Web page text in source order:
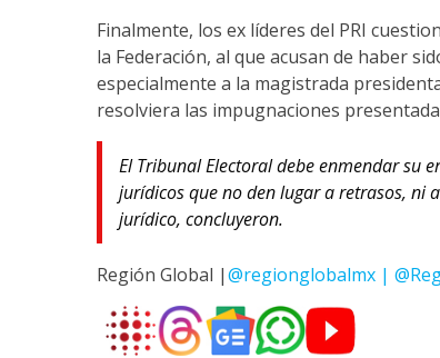
Finalmente, los ex líderes del PRI
la Federación, al que acusan de haber
especialmente a la magistrada
resolviera las impugnaciones
El Tribunal Electoral debe enmendar su
jurídicos que no den lugar a retrasos, ni
jurídico, concluyeron.
Región Global |@regionglobalmx |